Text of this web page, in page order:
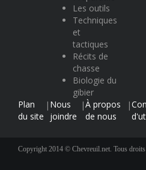
Les outils
Techniques
et
tactiques
Récits de
chasse
Biologie du
gibier
Plan
du site
| Nous
joindre
|À propos
de nous
|
Copyright 2014 © Chevreuil.net. Tous droits